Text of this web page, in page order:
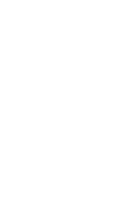
в хлопковом чехле,
стирки
снимать для стирки
люльки, в раскрытом
для сложения
двух сторон
сетка и